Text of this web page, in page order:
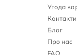
Угода
Контакти
Блог
Про нас
FAQ